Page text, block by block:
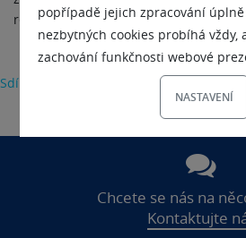
popřípadě jejich zpracování
nezbytných cookies probíhá vždy,
zachování funkčnosti webové
NASTAVENÍ
registrace domény je 150€.
Sdílet
Chcete se nás na
Kontaktujte